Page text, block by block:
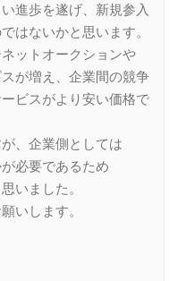
進歩を遂げ、新規参入
はないかと思います。
ットオークションや
が増え、企業間の競争
ビスがより安い価格で
、企業側としては
必要であるため
いました。
いします。